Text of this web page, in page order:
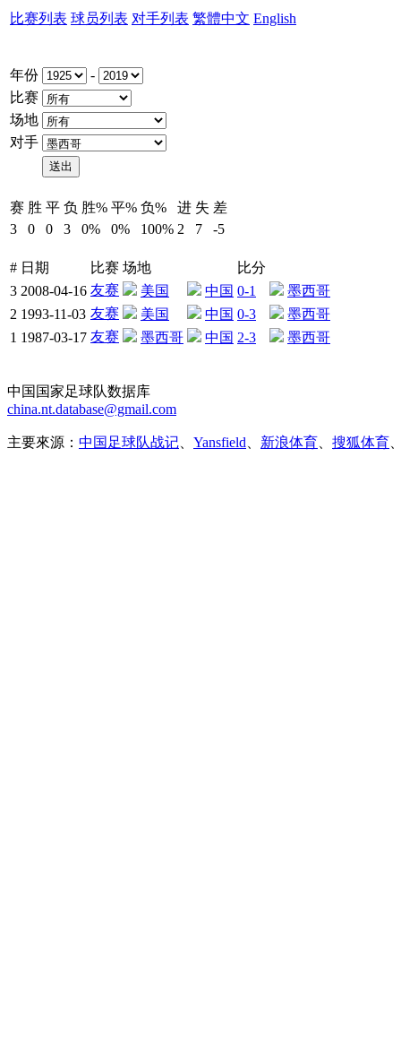
比赛列表 球员列表 对手列表 繁體中文 English
年份
-
比赛
场地
对手
赛 胜 平 负 胜% 平% 负% 进 失 差
3
0 0 3 0% 0% 100% 2 7 -5
# 日期 比赛 场地
比分
3 2008-04-16 友赛 美国 中国 0-1
墨西哥
2 1993-11-03 友赛 美国 中国 0-3
墨西哥
1 1987-03-17 友赛 墨西哥 中国 2-3 墨西哥
中国国家足球队数据库
china.nt.database@gmail.com
主要來源： 中国足球队战记 Yansfield 新浪体育 搜狐体育